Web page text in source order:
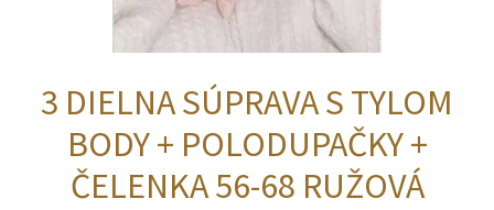
3 DIELNA SÚPRAVA S TYLOM
BODY + POLODUPAČKY +
ČELENKA 56-68 RUŽOVÁ